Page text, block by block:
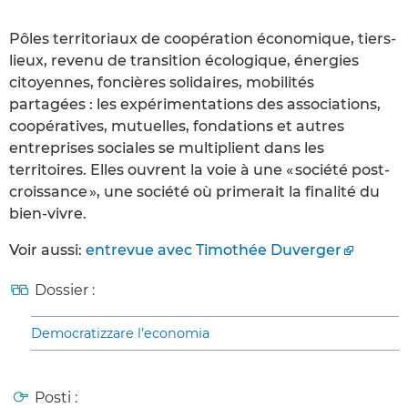
Pôles territoriaux de coopération économique, tiers-
lieux, revenu de transition écologique, énergies
citoyennes, foncières solidaires, mobilités
partagées : les expérimentations des associations,
coopératives, mutuelles, fondations et autres
entreprises sociales se multiplient dans les
territoires. Elles ouvrent la voie à une « société post-
croissance », une société où primerait la finalité du
bien-vivre.
Voir aussi: entrevue avec Timothée Duverger
Dossier :
Democratizzare l’economia
Posti :